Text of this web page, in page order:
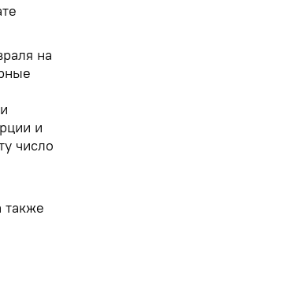
на
и
число
также